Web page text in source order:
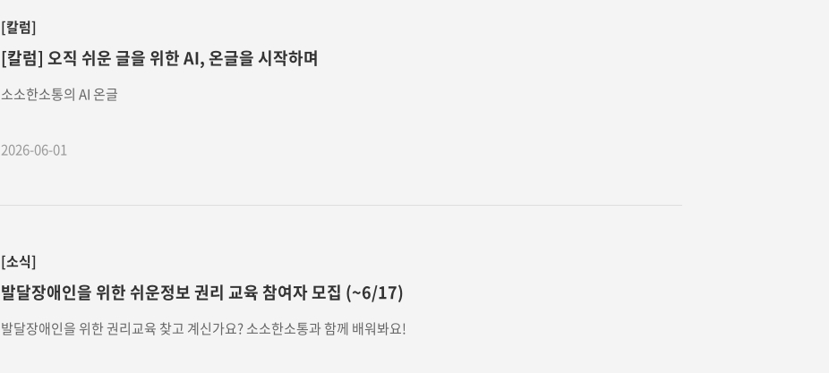
[칼럼]
[칼럼] 오직 쉬운 글을 위한 AI, 온글을 시작하며
소소한소통의 AI 온글
2026-06-01
[소식]
발달장애인을 위한 쉬운정보 권리 교육 참여자 모집 (~6/17)
발달장애인을 위한 권리교육 찾고 계신가요? 소소한소통과 함께 배워봐요!